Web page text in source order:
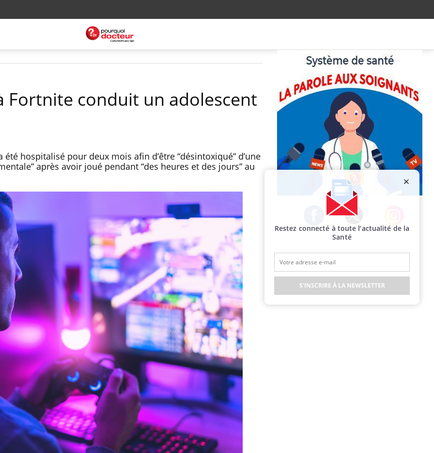
Fortnite conduit un adolescent
hospitalisé pour deux mois afin d’être “désintoxiqué” d’une
après avoir joué pendant “des heures et des jours” au
Facebook Twitter Instagram
Restez connecté à toute l’actualité de la
Santé
S'INSCRIRE À LA NEWSLETTER